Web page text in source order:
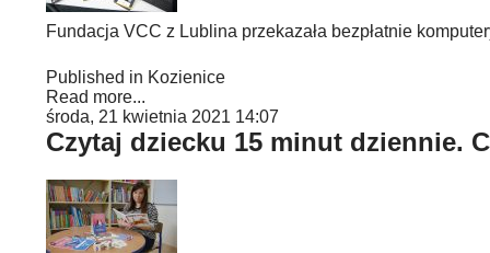
Fundacja VCC z Lublina przekazała bezpłatnie
Published in Kozienice
Read more...
środa, 21 kwietnia 2021 14:07
Czytaj dziecku 15 minut dziennie.